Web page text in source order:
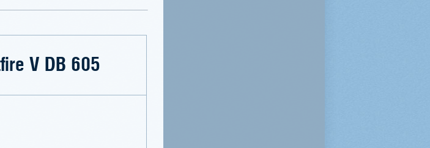
V DB 605